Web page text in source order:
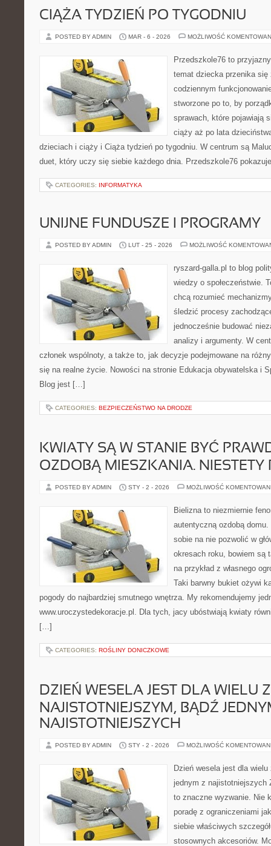
CIĄŻA TYDZIEŃ PO TYGODNIU
POSTED BY ADMIN MAR - 6 - 2026 MOŻLIWOŚĆ
Przedszkole76 to
temat dziecka przenika
codziennym
stworzone po to, by
sprawach, które pojawiają
ciąży aż po lata
dzieciach i ciąży i Ciąża tydzień po tygodniu. W centrum są
duet, który uczy się siebie każdego dnia. Przedszkole76
CATEGORIES: INFORMATYKA
UNIJNE FUNDUSZE I PROGRAMY
POSTED BY ADMIN LUT - 25 - 2026 MOŻLIWOŚĆ
ryszard-galla.pl to blog
wiedzy o społeczeństwie.
chcą rozumieć
śledzić procesy
jednocześnie budować
analizy i argumenty. W
członek wspólnoty, a także to, jak decyzje podejmowane na
się na realne życie. Nowości na stronie Edukacja obywatelska i
Blog jest […]
CATEGORIES: BEZPIECZEŃSTWO NA DRODZE
KWIATY SĄ W STANIE BYĆ
OZDOBĄ MIESZKANIA. NIESTETY
POSTED BY ADMIN STY - 2 - 2026 MOŻLIWOŚĆ
Bielizna to niezmiernie
autentyczną ozdobą
sobie na nie pozwolić w
okresach roku, bowiem są
na przykład z własnego
Taki barwny bukiet ożywi
pogody do najbardziej smutnego wnętrza. My rekomendujemy
www.uroczystedekoracje.pl. Dla tych, jacy ubóstwiają kwiaty
[…]
CATEGORIES: ROŚLINY DONICZKOWE
DZIEŃ WESELA JEST DLA WIELU
NAJISTOTNIEJSZYM, BĄDŹ
NAJISTOTNIEJSZYCH
POSTED BY ADMIN STY - 2 - 2026 MOŻLIWOŚĆ
Dzień wesela jest dla
jednym z najistotniejszych
to znaczne wyzwanie. Nie
poradę z ograniczeniami
siebie właściwych
stosownych akcesoriów.